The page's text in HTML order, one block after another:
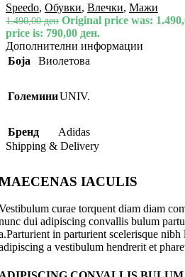
Speedo, Обувки, Влечки, Мажи
1.490,00ден Original price was:
price is: 790,00 ден.
Дополнителни информации
Боја
Виолетова
ГолеминиUNIV.
Бренд
Adidas
Shipping & Delivery
IACULIS
curae torquent diam diam
dui adipiscing convallis bulum
in parturient scelerisque nibh
a vestibulum hendrerit et